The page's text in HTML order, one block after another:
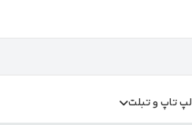
لپ تاپ و تبلت